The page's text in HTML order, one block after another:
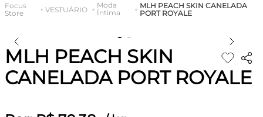
VESTUÁRIO
Moda
Íntima
MLH PEACH SKIN CANELADA
PORT ROYALE
MLH PEACH SKIN
CANELADA PORT ROYALE